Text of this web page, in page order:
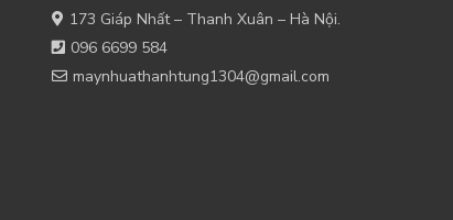
173 Giáp Nhất – Thanh Xuân – Hà Nội.
096 6699 584
maynhuathanhtung1304@gmail.com